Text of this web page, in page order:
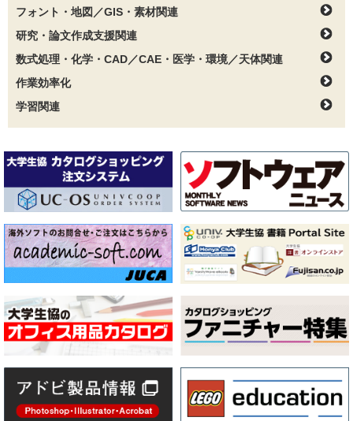
フォント・地図／GIS・素材関連
研究・論文作成支援関連
数式処理・化学・CAD／CAE・医学・環境／天体関連
作業効率化
学習関連